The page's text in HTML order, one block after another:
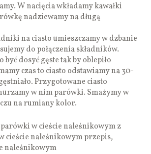
W nacięcia wkładamy kawałki
nadziewamy na długą
na ciasto umieszczamy w dzbanie
do połączenia składników.
być dosyć gęste tak by oblepiło
czas to ciasto odstawiamy na 30-
Przygotowane ciasto
w nim parówki. Smażymy w
na rumiany kolor.
parówki w cieście naleśnikowym z
cieście naleśnikowym przepis,
naleśnikowym